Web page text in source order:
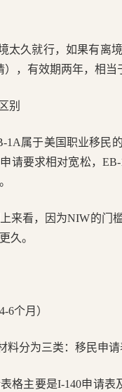
太久就行，如果有离
，有效期两年，相当
别
1A属于美国职业移民
请要求相对宽松，
来看，因为NIW的门
久。
6个月）
料分为三类：移民申请
格主要是I-140申请表